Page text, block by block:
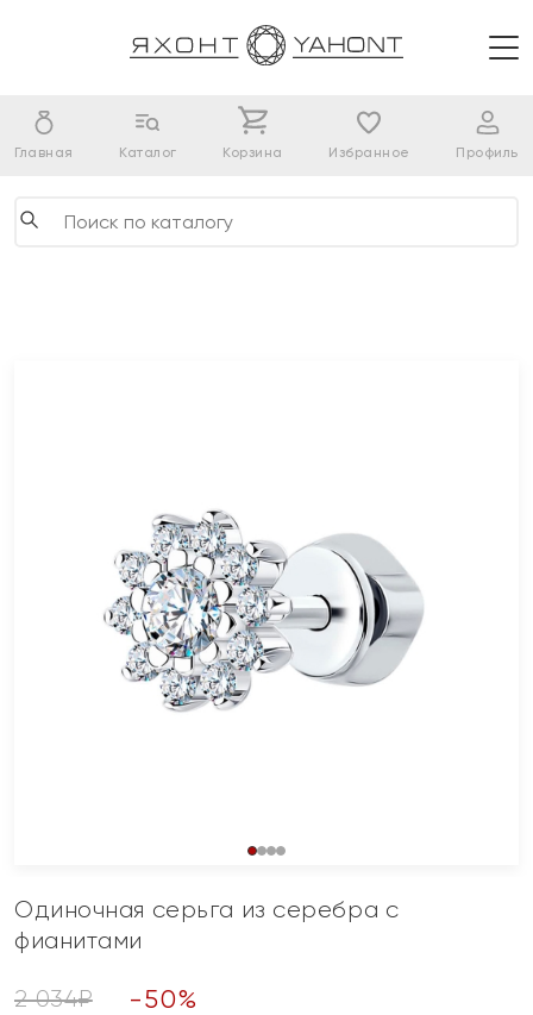
Главная Каталог Корзина Избранное Профиль
Одиночная серьга из серебра с
фианитами
2 034₽ -50%